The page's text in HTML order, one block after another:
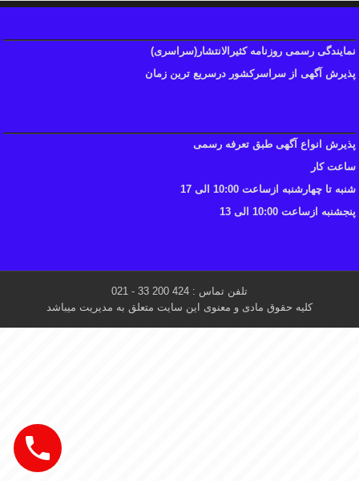
نمایندگی رسمی روزنامه کثیرالانتشار(سراسری)
پذیرش آگهی از سراسرکشور درسریع ترین زمان
پذیرش انواع آگهی طبق تعرفه رسمی
ساعت کار
شنبه تا چهارشنبه ازساعت 10:00 الی 17
پنجشنبه ازساعت 10:00 الی 13
تلفن تماس : 424 200 33 - 021
کلیه حقوق مادی و معنوی این سایت متعلق به مدیریت میباشد